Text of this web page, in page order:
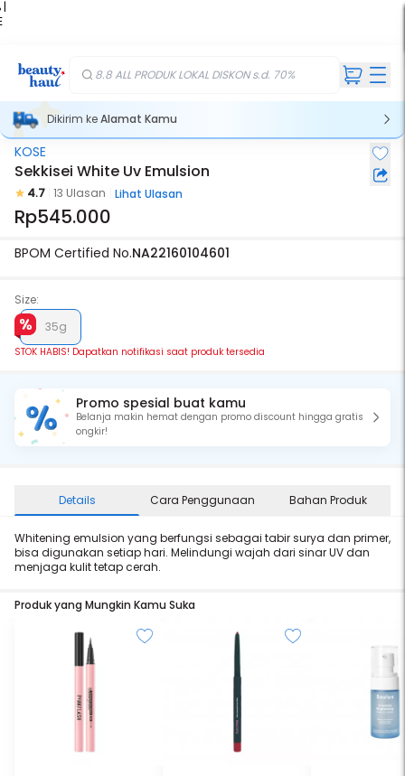
|
8.8 ALL PRODUK LOKAL DISKON s.d. 70%
Dikirim keAlamat Kamu
Stok Habis
KOSE
Sekkisei White Uv Emulsion
4.7 13 Ulasan Lihat Ulasan
Rp545.000
BPOM Certified No.NA22160104601
Size:
35g
STOK HABIS! Dapatkan notifikasi saat produk tersedia
Promo spesial buat kamu
Belanja makin hemat dengan promo discount hingga gratis
ongkir!
Details Cara Penggunaan Bahan Produk
Whitening emulsion yang berfungsi sebagai tabir surya dan primer,
bisa digunakan setiap hari. Melindungi wajah dari sinar UV dan
menjaga kulit tetap cerah.
Produk yang Mungkin Kamu Suka